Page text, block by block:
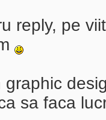
reply, pe
graphic
sa faca